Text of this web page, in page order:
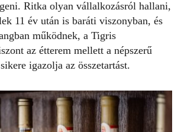
Ritka olyan vállalkozásról hallani,
11 év után is baráti viszonyban, és
működnek, a Tigris
az étterem mellett a népszerű
igazolja az összetartást.